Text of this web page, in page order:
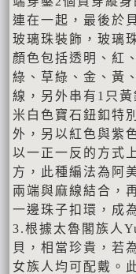
連在一起，最後於
玻璃珠裝飾，玻璃
顏色包括透明、紅
綠、草綠、金、黃
線，另外串有1只
米白色寶石鈕釦特
外，另以紅色與紫
以一正一反的方式
方，此種編法為阿
兩端與麻線結合，
一邊珠子扣環，成
3.根據太魯閣族人
貝，相當珍貴，若
女族人均可配戴。